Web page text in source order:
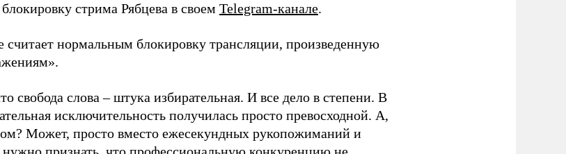
стрима Рябцева в своем Telegram-канале.
считает нормальным блокировку трансляции, произведенную
свобода слова – штука избирательная. И все дело в степени. В
исключительность получилась просто превосходной. А,
Может, просто вместо ежесекундных рукопожиманий и